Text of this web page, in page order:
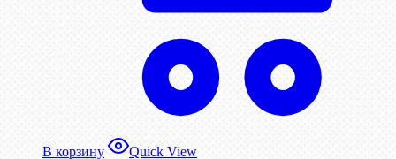
В корзину Quick View